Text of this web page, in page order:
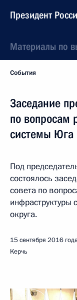
Президент
Материалы по
События
Заседание
по вопросам
системы Юга
Под
состоялось
совета по
инфраструктуры
округа.
15 сентября 2016
Керчь